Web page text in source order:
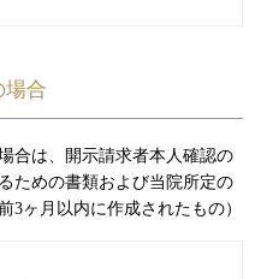
場合
合は、開示請求者本人確認の
ための書類および当院所定の
3ヶ月以内に作成されたもの）